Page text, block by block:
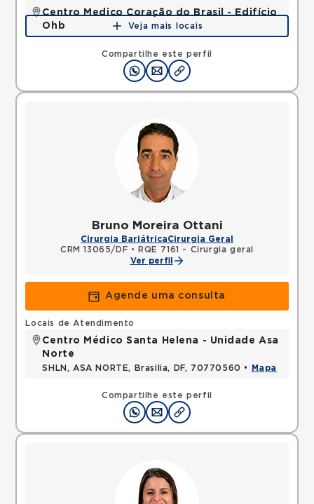
Compartilhe este perfil
Centro Medico Coração do Brasil - Edifício
Ohb
SHLS, ASA SUL, Brasilia, DF, 70390906 •Mapa
Veja mais locais
Bruno Moreira Ottani
Cirurgia BariátricaCirurgia Geral
CRM 13065/DF •
RQE 7161 - Cirurgia geral
Ver perfil
Agende uma consulta
Compartilhe este perfil
Locais de Atendimento
Centro Médico Santa Helena - Unidade Asa
Norte
SHLN, ASA NORTE, Brasilia, DF, 70770560 • Mapa